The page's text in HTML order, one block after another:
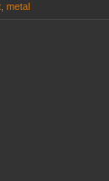
, metal